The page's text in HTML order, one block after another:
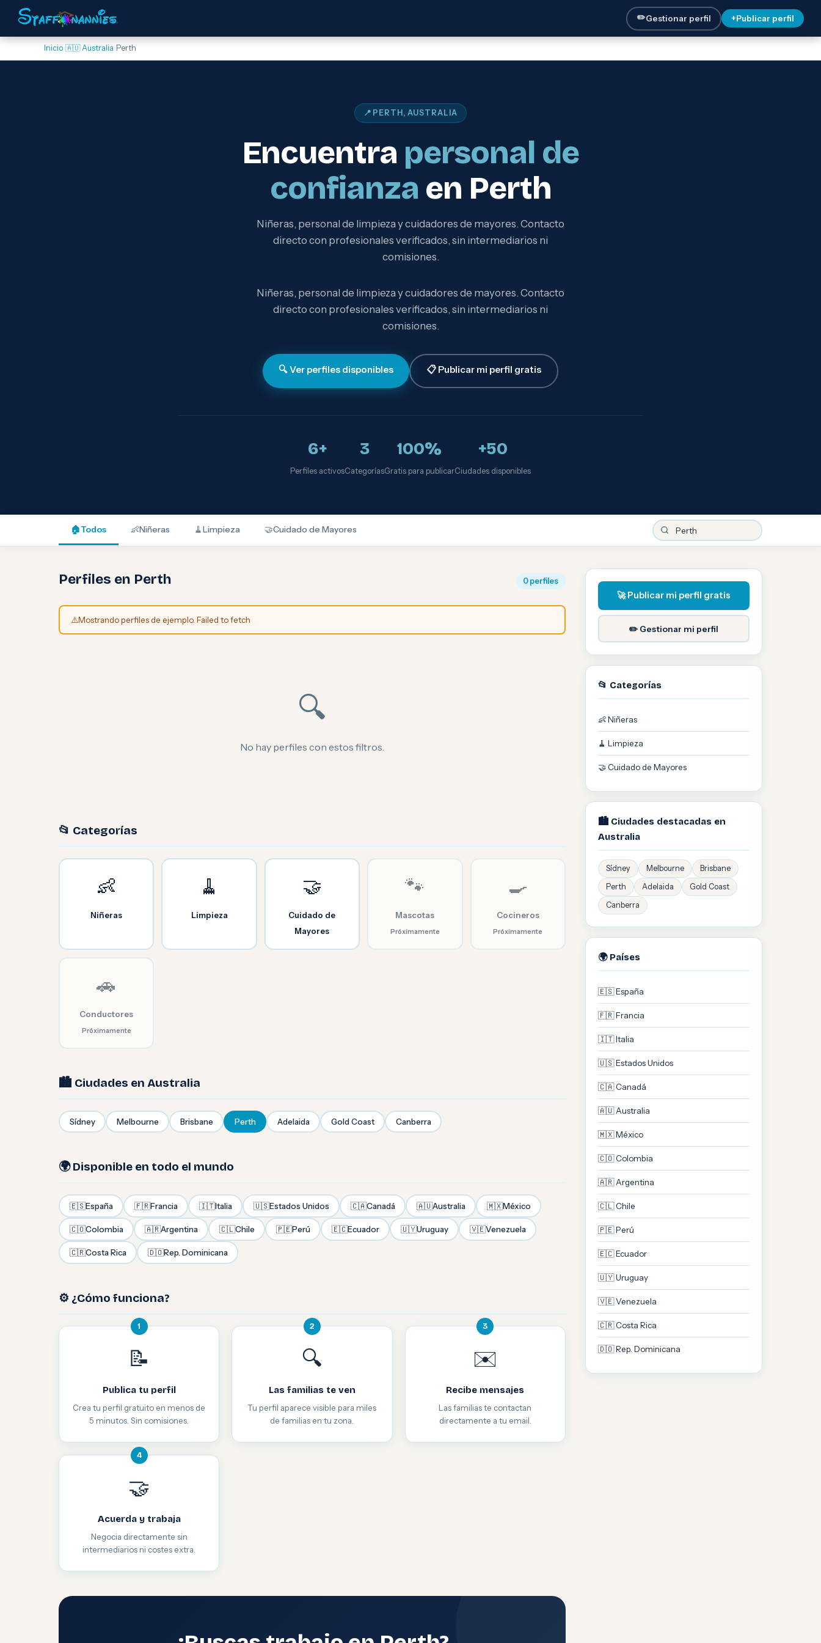
✏️Gestionar perfil +Publicar perfil
Inicio›🇦🇺 Australia› Perth
📍 PERTH, AUSTRALIA
Encuentra personal de
confianza en Perth
Niñeras, personal de limpieza y cuidadores de mayores. Contacto
directo con profesionales verificados, sin intermediarios ni
comisiones.
Niñeras, personal de limpieza y cuidadores de mayores. Contacto
directo con profesionales verificados, sin intermediarios ni
comisiones.
🔍 Ver perfiles disponibles 📋 Publicar mi perfil gratis
6+
Perfiles activos
3
Categorías
100%
Gratis para publicar
+50
Ciudades disponibles
🏠Todos 👶Niñeras 🧹Limpieza 🤝Cuidado de Mayores
Perfiles en Perth 0 perfiles
⚠️Mostrando perfiles de ejemplo. Failed to fetch
🔍
No hay perfiles con estos filtros.
📂 Categorías
👶
Niñeras
🧹
Limpieza
🤝
Cuidado de
Mayores
🐾
Mascotas
Próximamente
🍳
Cocineros
Próximamente
🚗
Conductores
Próximamente
🏙️ Ciudades en Australia
Sídney Melbourne Brisbane Perth Adelaida Gold Coast Canberra
🌍 Disponible en todo el mundo
🇪🇸España 🇫🇷Francia 🇮🇹Italia 🇺🇸Estados Unidos 🇨🇦Canadá 🇦🇺Australia 🇲🇽México
🇨🇴Colombia 🇦🇷Argentina 🇨🇱Chile 🇵🇪Perú 🇪🇨Ecuador 🇺🇾Uruguay 🇻🇪Venezuela
🇨🇷Costa Rica 🇩🇴Rep. Dominicana
⚙️ ¿Cómo funciona?
1
📝
Publica tu perfil
Crea tu perfil gratuito en menos de
5 minutos. Sin comisiones.
2
🔍
Las familias te ven
Tu perfil aparece visible para miles
de familias en tu zona.
3
✉️
Recibe mensajes
Las familias te contactan
directamente a tu email.
4
🤝
Acuerda y trabaja
Negocia directamente sin
intermediarios ni costes extra.
🚀 Publicar mi perfil gratis
✏️ Gestionar mi perfil
📂 Categorías
👶 Niñeras
🧹 Limpieza
🤝 Cuidado de Mayores
🏙️ Ciudades destacadas en
Australia
Sídney Melbourne
Brisbane
Perth
Adelaida
Gold Coast
Canberra
🌍 Países
🇪🇸 España
🇫🇷 Francia
🇮🇹 Italia
🇺🇸 Estados Unidos
🇨🇦 Canadá
🇦🇺 Australia
🇲🇽 México
🇨🇴 Colombia
🇦🇷 Argentina
🇨🇱 Chile
🇵🇪 Perú
🇪🇨 Ecuador
🇺🇾 Uruguay
🇻🇪 Venezuela
🇨🇷 Costa Rica
🇩🇴 Rep. Dominicana